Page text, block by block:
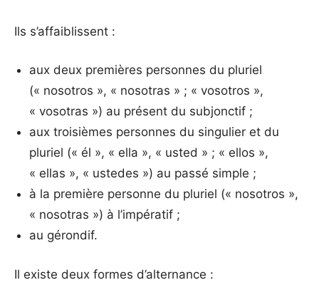
Ils s’affaiblissent :
aux deux premières personnes du pluriel
(« nosotros », « nosotras » ; « vosotros »,
« vosotras ») au présent du subjonctif ;
aux troisièmes personnes du singulier et du
pluriel (« él », « ella », « usted » ; « ellos »,
« ellas », « ustedes ») au passé simple ;
à la première personne du pluriel (« nosotros »,
« nosotras ») à l’impératif ;
au gérondif.
Il existe deux formes d’alternance :